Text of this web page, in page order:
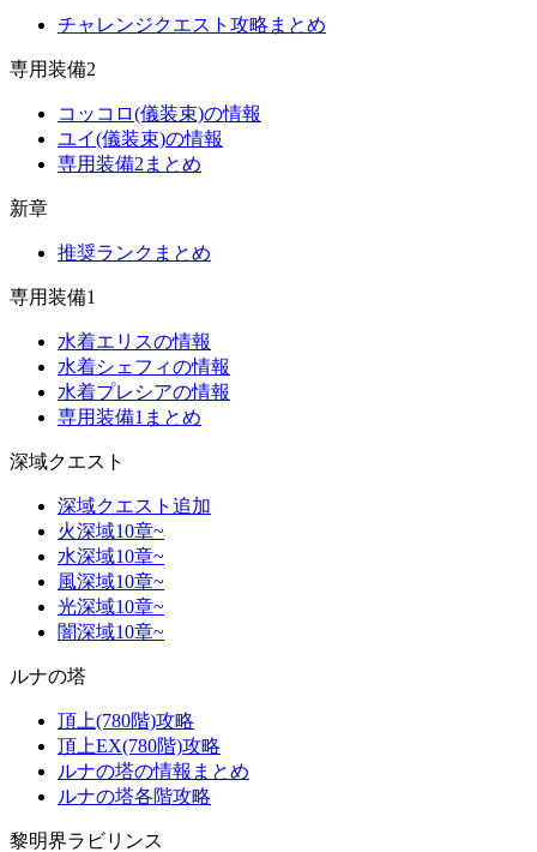
チャレンジクエスト攻略まとめ
専用装備2
コッコロ(儀装束)の情報
ユイ(儀装束)の情報
専用装備2まとめ
新章
推奨ランクまとめ
専用装備1
水着エリスの情報
水着シェフィの情報
水着プレシアの情報
専用装備1まとめ
深域クエスト
深域クエスト追加
火深域10章~
水深域10章~
風深域10章~
光深域10章~
闇深域10章~
ルナの塔
頂上(780階)攻略
頂上EX(780階)攻略
ルナの塔の情報まとめ
ルナの塔各階攻略
黎明界ラビリンス